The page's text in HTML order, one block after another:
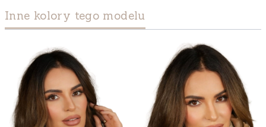
Inne kolory tego modelu